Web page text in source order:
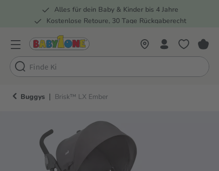
Zur Hauptnavigation springen
Alles für dein Baby & Kinder bis 4 Jahre
Kostenlose Retoure, 30 Tage Rückgaberecht
Buggys | Brisk™ LX Ember